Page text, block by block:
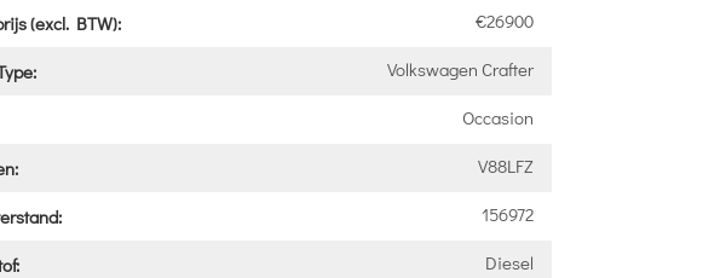
(excl. BTW): €26900
Volkswagen Crafter
Occasion
V88LFZ
156972
Diesel